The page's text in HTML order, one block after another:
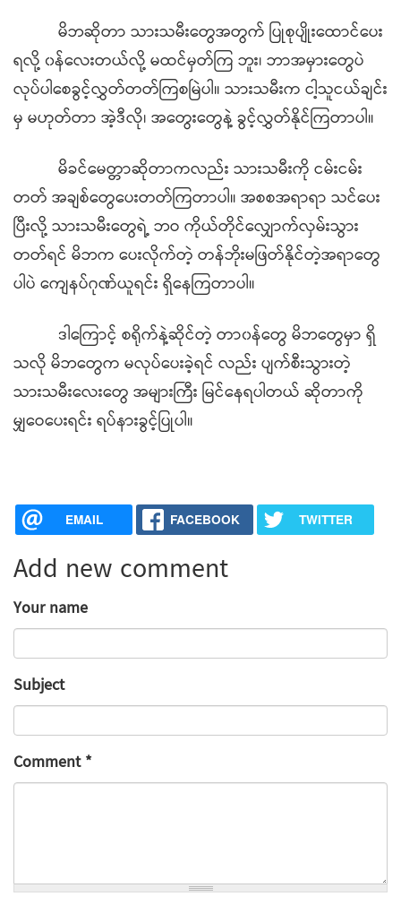
မိဘဆိုတာ သားသမီးတွေအတွက် ပြုစုပျိုးထောင်ပေး
ရလို့ ၀န်လေးတယ်လို့ မထင်မှတ်ကြ ဘူး၊ ဘာအမှားတွေပဲ
လုပ်ပါစေခွင့်လွှတ်တတ်ကြစမြဲပါ။ သားသမီးက ငါ့သူငယ်ချင်း
မှ မဟုတ်တာ အဲ့ဒီလို၊ အတွေးတွေနဲ့ ခွင့်လွှတ်နိုင်ကြတာပါ။
မိခင်မေတ္တာဆိုတာကလည်း သားသမီးကို ငမ်းငမ်း
တတ် အချစ်တွေပေးတတ်ကြတာပါ။ အစစအရာရာ သင်ပေး
ပြီးလို့ သားသမီးတွေရဲ့ ဘဝ ကိုယ်တိုင်လျှောက်လှမ်းသွား
တတ်ရင် မိဘက ပေးလိုက်တဲ့ တန်ဘိုးမဖြတ်နိုင်တဲ့အရာတွေ
ပါပဲ ကျေနပ်ဂုဏ်ယူရင်း ရှိနေကြတာပါ။
ဒါကြောင့် စရိုက်နဲ့ဆိုင်တဲ့ တာ၀န်တွေ မိဘတွေမှာ ရှိ
သလို မိဘတွေက မလုပ်ပေးခဲ့ရင် လည်း ပျက်စီးသွားတဲ့
သားသမီးလေးတွေ အများကြီး မြင်နေရပါတယ် ဆိုတာကို
မျှဝေပေးရင်း ရပ်နားခွင့်ပြုပါ။
EMAIL FACEBOOK TWITTER
Add new comment
Your name
Subject
Comment*